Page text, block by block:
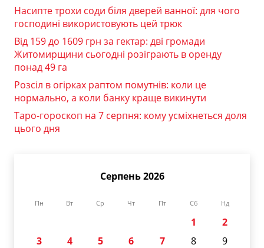
Насипте трохи соди біля дверей ванної: для чого
господині використовують цей трюк
Від 159 до 1609 грн за гектар: дві громади
Житомирщини сьогодні розіграють в оренду
понад 49 га
Розсіл в огірках раптом помутнів: коли це
нормально, а коли банку краще викинути
Таро-гороскоп на 7 серпня: кому усміхнеться доля
цього дня
Серпень 2026
Пн Вт Ср Чт Пт Сб Нд
1
2
3
4 5 6 7 8
9